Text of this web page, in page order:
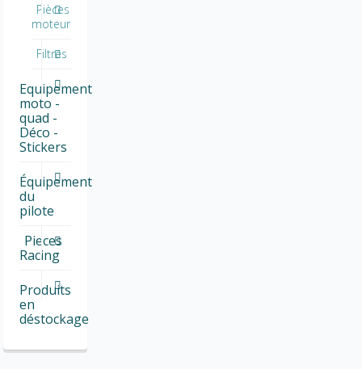
Pièces
moteur
Filtres
Equipement
moto -
quad -
Déco -
Stickers
Équipement
du
pilote
Pieces
Racing
Produits
en
déstockage